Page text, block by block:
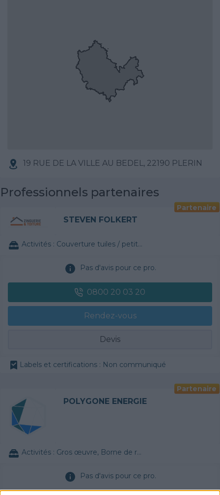
19 RUE DE LA VILLE AU BEDEL, 22190 PLERIN
Professionnels partenaires
Partenaire
STEVEN FOLKERT
Activités : Couverture tuiles / petits éléments
Pas d'avis pour ce pro.
0800 20 03 20
Rendez-vous
Devis
Labels et certifications : Non communiqué
Partenaire
POLYGONE ENERGIE
Activités : Gros œuvre, Borne de recharge
Pas d'avis pour ce pro.